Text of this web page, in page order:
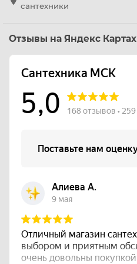
сантехники
Отзывы на Яндекс Картах